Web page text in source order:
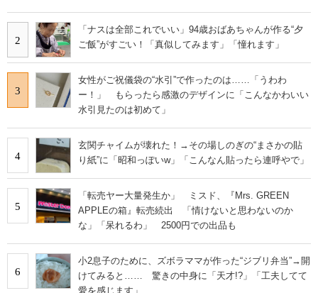
2
「ナスは全部これでいい」94歳おばあちゃんが作る“夕
ご飯”がすごい！「真似してみます」「憧れます」
3
女性がご祝儀袋の“水引”で作ったのは……「うわわ
ー！」 もらったら感激のデザインに「こんなかわいい
水引見たのは初めて」
4
玄関チャイムが壊れた！→その場しのぎの“まさかの貼
り紙”に「昭和っぽいw」「こんなん貼ったら連呼やで」
5
「転売ヤー大量発生か」 ミスド、『Mrs. GREEN
APPLEの箱』転売続出 「情けないと思わないのか
な」「呆れるわ」 2500円での出品も
6
小2息子のために、ズボラママが作った“ジブリ弁当”→開
けてみると…… 驚きの中身に「天才!?」「工夫してて
愛を感じます」